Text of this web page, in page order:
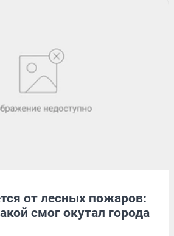
от лесных пожаров:
смог окутал города